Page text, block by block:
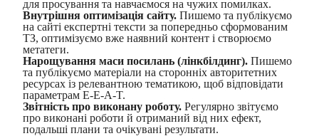
для просування та навчаємося на чужих помилках.
Внутрішня оптимізація сайту. Пишемо та публікуємо
на сайті експертні тексти за попередньо сформованим
ТЗ, оптимізуємо вже наявний контент і створюємо
метатеги.
Нарощування маси посилань (лінкбілдинг). Пишемо
та публікуємо матеріали на сторонніх авторитетних
ресурсах із релевантною тематикою, щоб відповідати
параметрам E-E-A-T.
Звітність про виконану роботу. Регулярно звітуємо
про виконані роботи й отриманий від них ефект,
подальші плани та очікувані результати.